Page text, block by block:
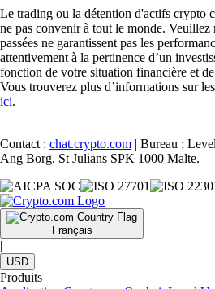
Le trading ou la détention d'actifs crypto
ne pas convenir à tout le monde. Veuillez
passées ne garantissent pas les
attentivement à la pertinence d’un
fonction de votre situation financière et
Vous trouverez plus d’informations sur
ici.
Contact : chat.crypto.com | Bureau :
Ang Borg, St Julians SPK 1000 Malte.
Français
|
USD
Produits